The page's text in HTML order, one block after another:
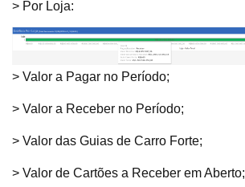
> Por Loja:
> Valor a Pagar no Período;
> Valor a Receber no Período;
> Valor das Guias de Carro Forte;
> Valor de Cartões a Receber em Aberto;